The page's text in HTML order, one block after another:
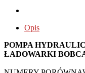
Opis
POMPA
ŁADOWARKI